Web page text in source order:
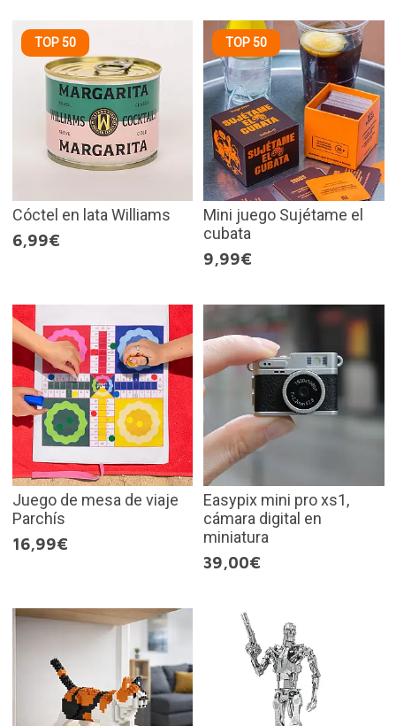
TOP 50
Cóctel en lata Williams
6,99€
TOP 50
Mini juego Sujétame el
cubata
9,99€
Juego de mesa de viaje
Parchís
16,99€
Easypix mini pro xs1,
cámara digital en
miniatura
39,00€